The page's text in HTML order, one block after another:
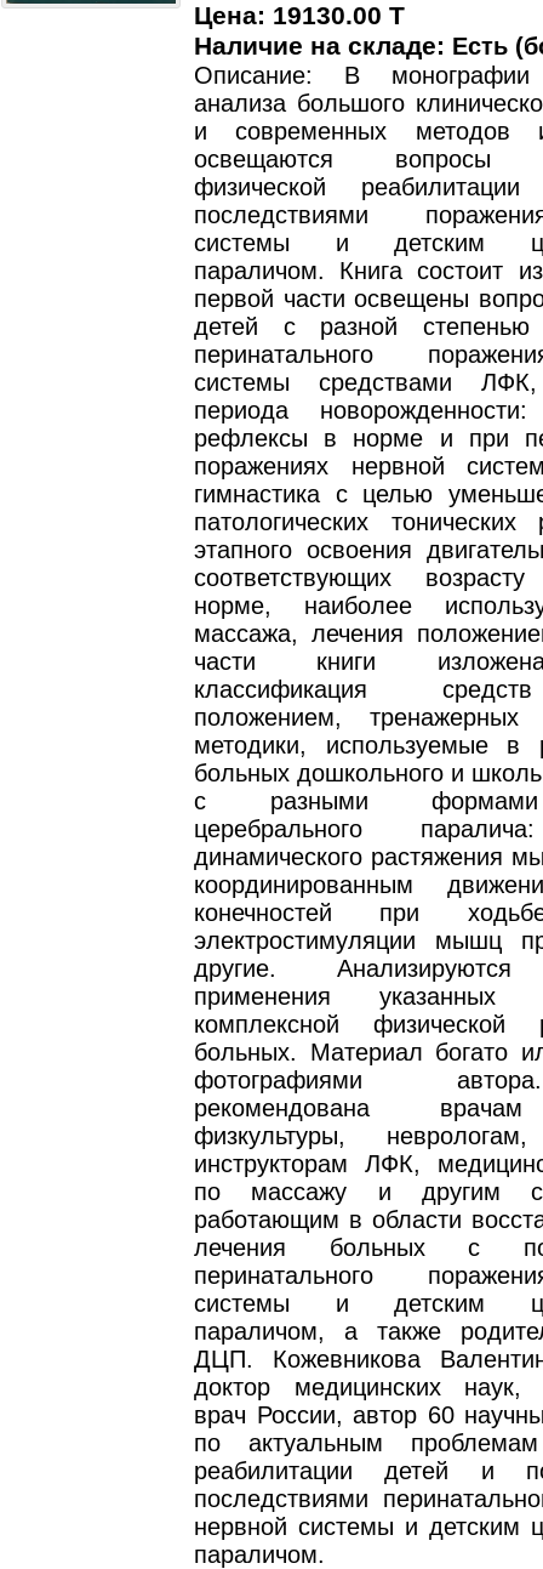
Цена: 19130.00 T
Наличие на складе: Есть
Описание: В
анализа большого
и современных методов
освещаются вопросы
физической
последствиями
системы и детским
параличом. Книга состоит
первой части освещены
детей с разной степенью
перинатального
системы средствами
периода
рефлексы в норме и при
поражениях нервной
гимнастика с целью
патологических
этапного освоения
соответствующих
норме, наиболее
массажа, лечения
части книги
классификация
положением, тренажерных
методики, используемые в
больных дошкольного и
с разными формами
церебрального
динамического растяжения
координированным
конечностей при
электростимуляции мышц
другие. Анализируются
применения
комплексной физической
больных. Материал богато
фотографиями
рекомендована
физкультуры,
инструкторам ЛФК,
по массажу и другим
работающим в области
лечения больных с
перинатального
системы и детским
параличом, а также
ДЦП. Кожевникова
доктор медицинских наук,
врач России, автор 60
по актуальным
реабилитации детей и
последствиями
нервной системы и детским
параличом.